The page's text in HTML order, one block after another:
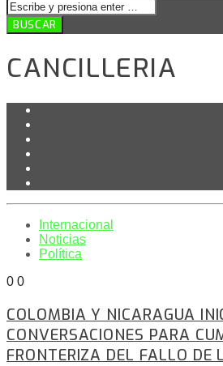
CANCILLERIA
Internacional
Noticias
Política
0 0
COLOMBIA Y NICARAGUA
CONVERSACIONES PARA
FRONTERIZA DEL FALLO DE